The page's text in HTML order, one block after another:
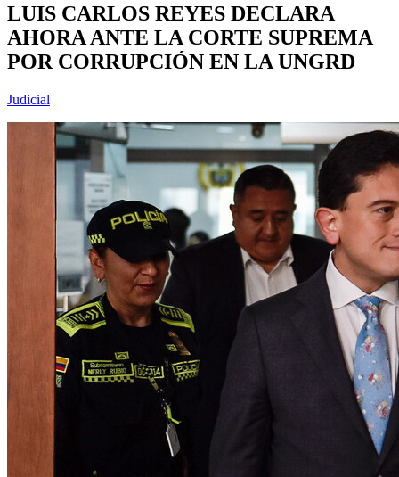
LUIS CARLOS REYES DECLARA
AHORA ANTE LA CORTE SUPREMA
POR CORRUPCIÓN EN LA UNGRD
Judicial